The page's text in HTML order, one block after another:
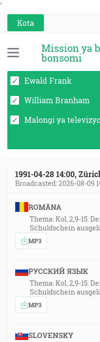
'
Kota
Mission ya
bonsomi
Ewald Frank
William Branham
Malongi ya
1991-04-28 14:00,
Broadcasted: 2026-08-09
ROMÂNA
Thema: Kol. 2,9-15:
Schuldschein
MP3
РУССКИЙ ЯЗЫК
Thema: Kol. 2,9-15:
Schuldschein
MP3
SLOVENSKY